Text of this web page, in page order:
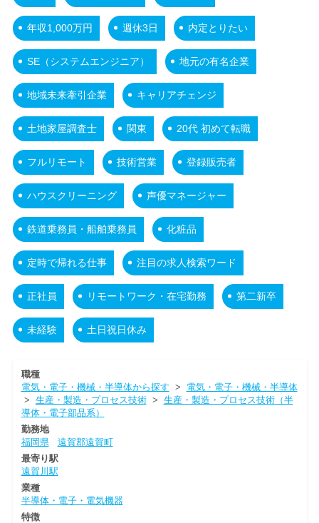
年収1,000万円 週休3日 内定とりたい
SE（システムエンジニア） 地元の有名企業
地域未来牽引企業 キャリアチェンジ
土地家屋調査士 関東 20代 初めて転職
フルリモート 技術営業 登録販売者
ハウスクリーニング 声優マネージャー
鉄道乗務員・船舶乗務員 化粧品
定時で帰れる仕事 注目の求人検索ワード
正社員 リモートワーク・在宅勤務 第二新卒
未経験 土日祝日休み
職種
電気・電子・機械・半導体から探す > 電気・電子・機械・半導体
> 生産・製造・プロセス技術> 生産・製造・プロセス技術（半
導体・電子部品系）
勤務地
福岡県
遠賀郡遠賀町
最寄り駅
遠賀川駅
業種
半導体・電子・電気機器
特徴